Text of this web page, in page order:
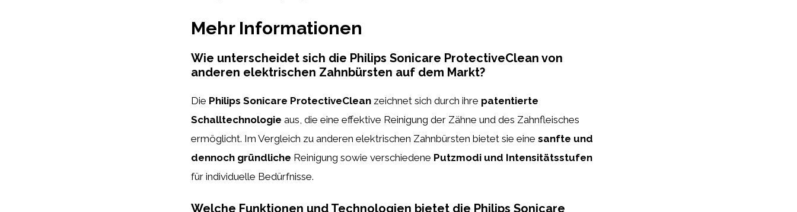
Mehr Informationen
Wie unterscheidet sich die Philips Sonicare ProtectiveClean von
anderen elektrischen Zahnbürsten auf dem Markt?
Die Philips Sonicare ProtectiveClean zeichnet sich durch ihre patentierte
Schalltechnologie aus, die eine effektive Reinigung der Zähne und des Zahnfleisches
ermöglicht. Im Vergleich zu anderen elektrischen Zahnbürsten bietet sie eine sanfte und
dennoch gründliche Reinigung sowie verschiedene Putzmodi und Intensitätsstufen
für individuelle Bedürfnisse.
Welche Funktionen und Technologien bietet die Philips Sonicare